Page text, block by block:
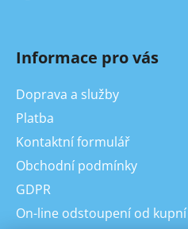
Informace pro vás
Doprava a služby
Platba
Kontaktní formulář
Obchodní podmínky
GDPR
On-line odstoupení od